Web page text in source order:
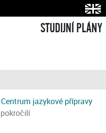
STUDIJNÍ PLÁNY
Centrum jazykové přípravy